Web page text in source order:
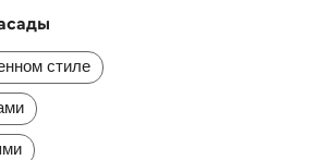
стиле